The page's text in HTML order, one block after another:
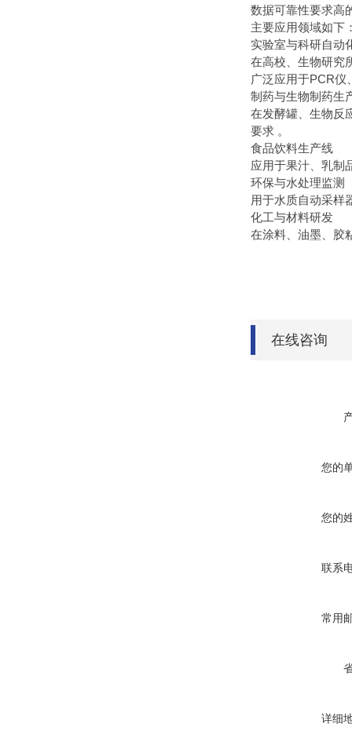
数据可靠性要求高
主要应用领域如下
实验室与科研自动
在高校、生物研究
广泛应用于PCR仪
制药与生物制药生
在发酵罐、生物反
要求 。
‌食品饮料生产线‌
应用于果汁、乳制
‌环保与水处理监测‌
用于水质自动采样
‌化工与材料研发‌
在涂料、油墨、胶
在线咨询
您的
您的
联系
常用
详细